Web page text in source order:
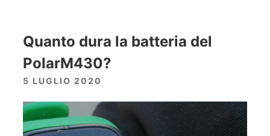
Quanto dura la batteria del
PolarM430?
5 LUGLIO 2020